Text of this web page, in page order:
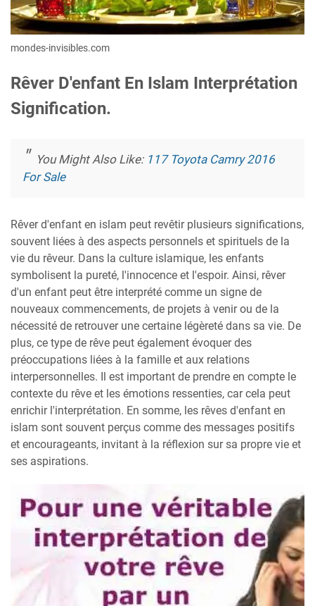
mondes-invisibles.com
Rêver D'enfant En Islam Interprétation
Signification.
You Might Also Like: 117 Toyota Camry 2016
For Sale
Rêver d'enfant en islam peut revêtir plusieurs significations,
souvent liées à des aspects personnels et spirituels de la
vie du rêveur. Dans la culture islamique, les enfants
symbolisent la pureté, l'innocence et l'espoir. Ainsi, rêver
d'un enfant peut être interprété comme un signe de
nouveaux commencements, de projets à venir ou de la
nécessité de retrouver une certaine légèreté dans sa vie. De
plus, ce type de rêve peut également évoquer des
préoccupations liées à la famille et aux relations
interpersonnelles. Il est important de prendre en compte le
contexte du rêve et les émotions ressenties, car cela peut
enrichir l'interprétation. En somme, les rêves d'enfant en
islam sont souvent perçus comme des messages positifs
et encourageants, invitant à la réflexion sur sa propre vie et
ses aspirations.